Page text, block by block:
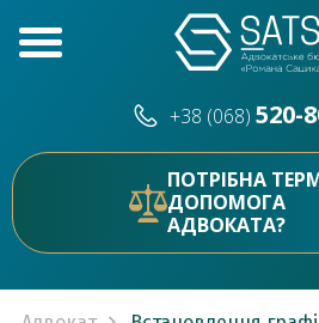
+38 (068) 520-
520-
ПОТРІБНА
ДОПОМОГА
АДВОКАТА?